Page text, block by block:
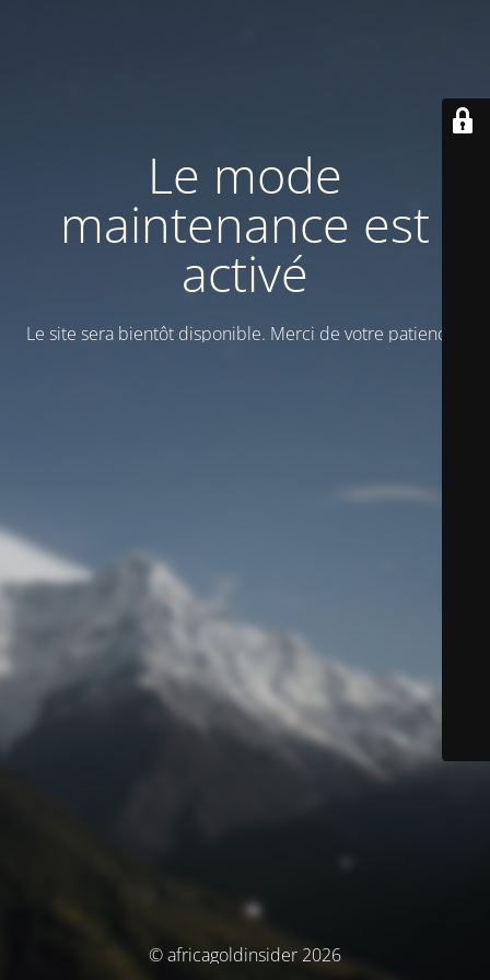
Le mode
maintenance est
activé
Le site sera bientôt disponible. Merci de votre patience !
© africagoldinsider 2026